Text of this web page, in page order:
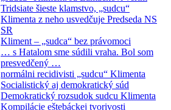
Tridsiate šieste klamstvo, „sudcu“
Klimenta z neho usvedčuje Predseda NS
SR
Kliment – „sudca“ bez právomoci
… s Hatalom sme súdili vraha. Bol som
presvedčený …
normálni recidivisti „sudcu“ Klimenta
Socialistický aj demokratický súd
Demokratický rozsudok sudcu Klimenta
Kompilácie eštebáckej tvorivosti